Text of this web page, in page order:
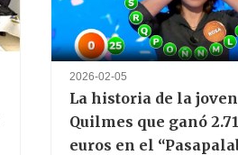
2026-02-05
La historia de la
Quilmes que ganó
euros en el